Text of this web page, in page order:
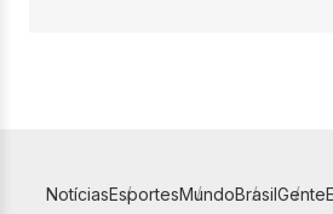
NotíciasEsportesMundoBrasilGente